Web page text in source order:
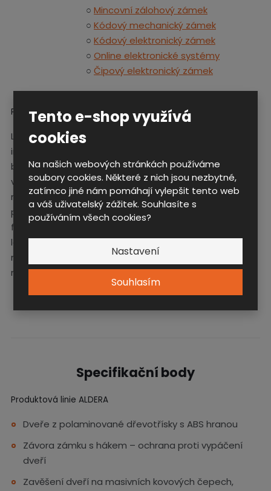
Tento e-shop využívá
cookies
Na našich webových stránkách používáme
soubory cookies. Některé z nich jsou nezbytné,
zatímco jiné nám pomáhají vylepšit tento web
a váš uživatelský zážitek. Souhlasíte s
používáním všech cookies?
Nastavení
Souhlasím
○ Mincovní zálohový zámek
○ Kódový mechanický zámek
○ Kódový elektronický zámek
○ Online elektronické systémy
○ Čipový elektronický zámek
Povrchová úprava
Lakování je provedeno
interiérovou práškovou
barvou, která se
v elektrostatickém poli
nanese na povrch výrobku
předupravený železitým
fosfátem. Výsledná vrstva
laku je zdravotně
nezávadná, pružná a
mechanicky odolná.
Specifikační body
Produktová linie ALDERA
Dveře z polaminované dřevotřísky s ABS hranou
Závora zámku s hákem – ochrana proti vypáčení
dveří
Zavěšení dveří na masivních kovových čepech,